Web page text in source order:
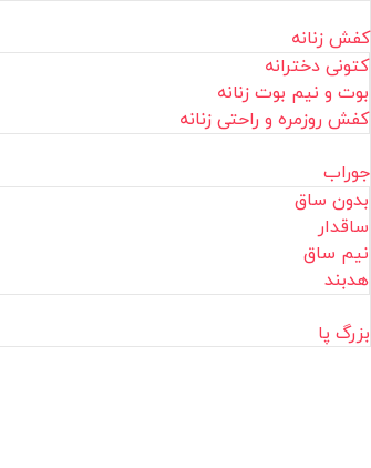
کفش زنانه
کتونی دخترانه
بوت و نیم بوت زنانه
کفش روزمره و راحتی زنانه
جوراب
بدون ساق
ساقدار
نیم ساق
هدبند
بزرگ پا